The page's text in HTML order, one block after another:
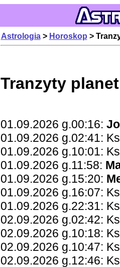
Astrologia> Horoskop >
Tranzyty
01.09.2026 g.00:16:
01.09.2026 g.02:41:
01.09.2026 g.10:01:
01.09.2026 g.11:58:
01.09.2026 g.15:20:
01.09.2026 g.16:07:
01.09.2026 g.22:31:
02.09.2026 g.02:42:
02.09.2026 g.10:18:
02.09.2026 g.10:47:
02.09.2026 g.12:46: